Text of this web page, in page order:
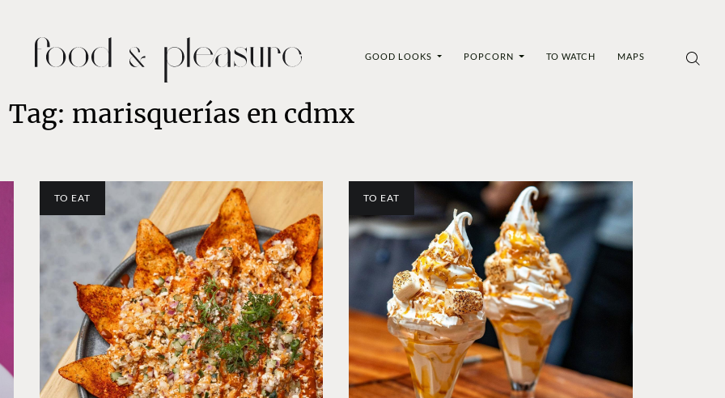
GOOD LOOKS POPCORN TO WATCH MAPS
Tag: marisquerías en cdmx
TO EAT TO EAT